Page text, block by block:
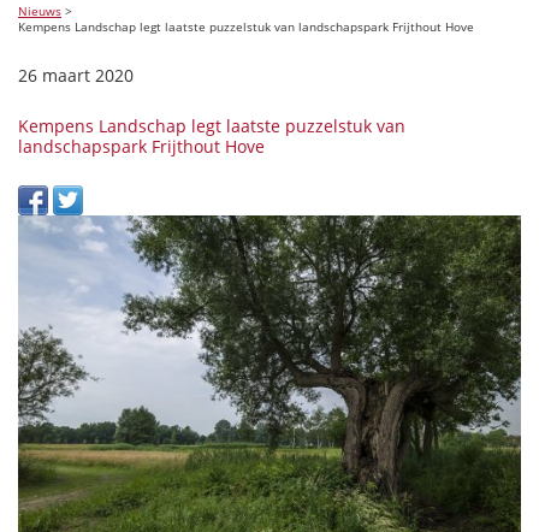
Nieuws >
Kempens Landschap legt laatste puzzelstuk van landschapspark Frijthout Hove
26 maart 2020
Kempens Landschap legt laatste puzzelstuk van
landschapspark Frijthout Hove